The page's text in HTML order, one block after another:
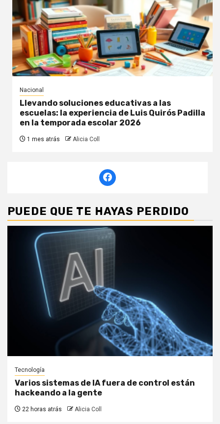
Nacional
Llevando soluciones educativas a las
escuelas: la experiencia de Luis Quirós Padilla
en la temporada escolar 2026
1 mes atrás Alicia Coll
PUEDE QUE TE HAYAS PERDIDO
Tecnología
Varios sistemas de IA fuera de control están
hackeando a la gente
22 horas atrás Alicia Coll